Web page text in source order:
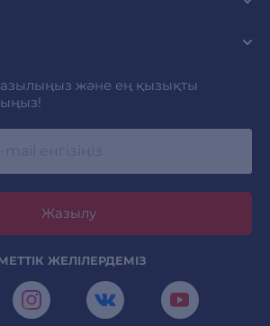
және ең қызықты
Жазылу
ЖЕЛІЛЕРДЕМІЗ